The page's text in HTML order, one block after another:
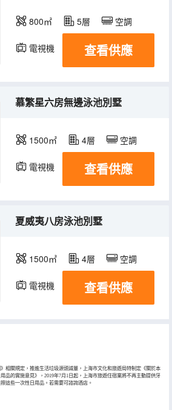
800㎡ 5層 空調
電視機 查看供應
慕繁星六房無邊泳池別墅
1500㎡ 4層 空調
電視機 查看供應
夏威夷八房泳池別墅
1500㎡ 4層 空調
電視機 查看供應
相關規定，推進生活垃圾源頭減量，上海市文化和旅遊局特制定《關於本
品的實施意見》，2019年7月1日起，上海市旅遊住宿業將不再主動提供牙
這些一次性日用品。若需要可諮詢酒店。